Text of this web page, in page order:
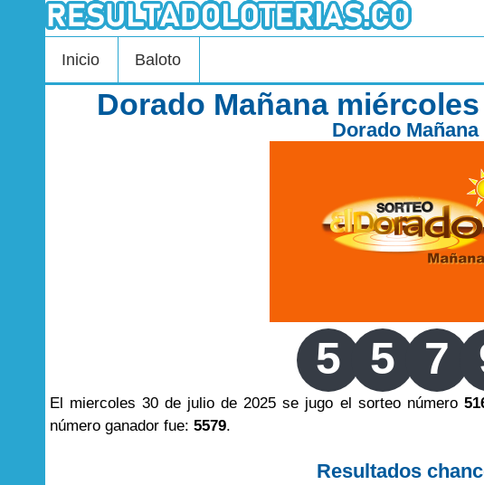
Inicio Baloto
Dorado Mañana
Dorado Mañana
5 5 7
El miercoles 30 de julio de 2025 se jugo el sorteo número
número ganador fue: 5579.
Resultados